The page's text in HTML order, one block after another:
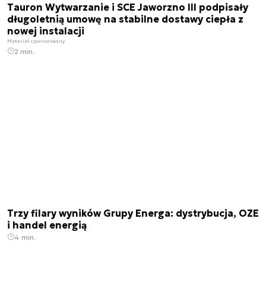
Tauron Wytwarzanie i SCE Jaworzno III podpisały
długoletnią umowę na stabilne dostawy ciepła z
nowej instalacji
Materiał sponsorowany
2 min.
Trzy filary wyników Grupy Energa: dystrybucja, OZE
i handel energią
4 min.